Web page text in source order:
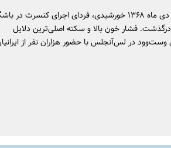
هایده در روز ۲۰ ژانویه ۱۹۹۰ میلادی برابر با ۳۰ دی ماه ۱۳۶۸ خورشیدی، فردای اجرای کنسرت
درگذشت. فشار خون بالا و سکته اصلی‌ترین دلایل
در لس‌آنجلس با حضور هزاران نفر از